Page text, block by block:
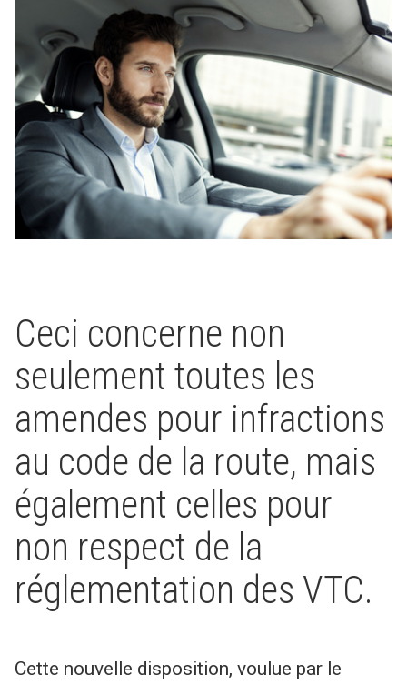
Ceci concerne non
seulement toutes les
amendes pour infractions
au code de la route, mais
également celles pour
non respect de la
réglementation des VTC.
Cette nouvelle disposition, voulue par le